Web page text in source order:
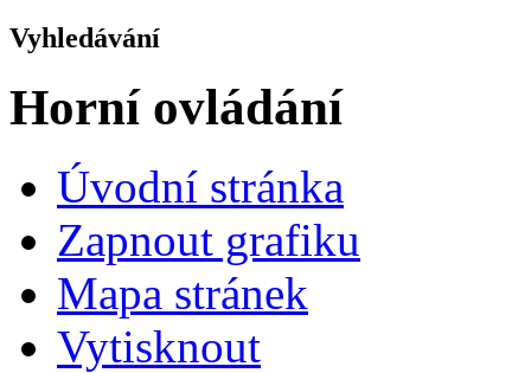
Vyhledávání
Horní ovládání
Úvodní stránka
Zapnout grafiku
Mapa stránek
Vytisknout